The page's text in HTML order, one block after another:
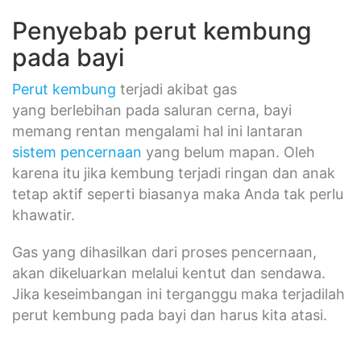
Penyebab perut kembung
pada bayi
Perut kembung terjadi akibat gas
yang berlebihan pada saluran cerna, bayi
memang rentan mengalami hal ini lantaran
sistem pencernaan yang belum mapan. Oleh
karena itu jika kembung terjadi ringan dan anak
tetap aktif seperti biasanya maka Anda tak perlu
khawatir.
Gas yang dihasilkan dari proses pencernaan,
akan dikeluarkan melalui kentut dan sendawa.
Jika keseimbangan ini terganggu maka terjadilah
perut kembung pada bayi dan harus kita atasi.